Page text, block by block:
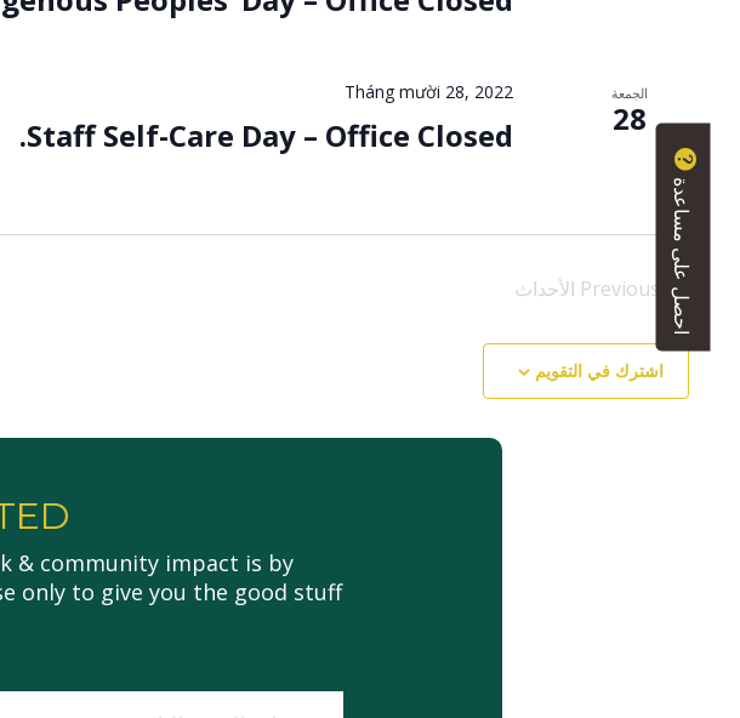
الجمعة
28
Staff Self-Care Day – Office Closed.
Tháng mười 28, 2022
Previous الأحداث
اشترك في التقويم
& community impact is by
only to give you the good stuff
احصل على مساعدة